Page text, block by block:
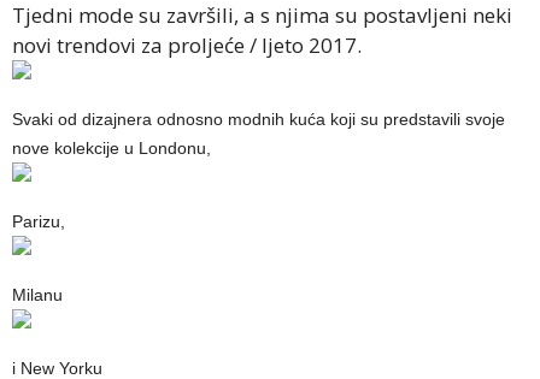
Tjedni mode su završili, a s njima su postavljeni neki
novi trendovi za proljeće / ljeto 2017.
Svaki od dizajnera odnosno modnih kuća koji su predstavili svoje
nove kolekcije u Londonu,
Parizu,
Milanu
i New Yorku